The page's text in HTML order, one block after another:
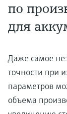
по
для
Даже самое
точности при
параметров
объема